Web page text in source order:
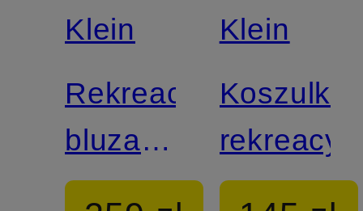
Klein
Rekreacyjna
bluza z
kapturem
Klein
Koszulka